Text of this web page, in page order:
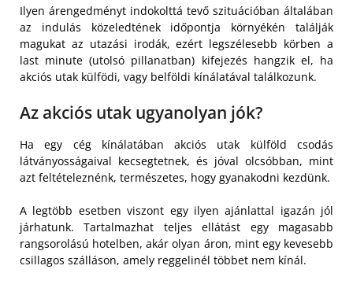
Ilyen árengedményt indokolttá tevő szituációban általában
az indulás közeledtének időpontja környékén találják
magukat az utazási irodák, ezért legszélesebb körben a
last minute (utolsó pillanatban) kifejezés hangzik el, ha
akciós utak külfödi, vagy belföldi kínálatával találkozunk.
Az akciós utak ugyanolyan jók?
Ha egy cég kínálatában akciós utak külföld csodás
látványosságaival kecsegtetnek, és jóval olcsóbban, mint
azt feltételeznénk, természetes, hogy gyanakodni kezdünk.
A legtöbb esetben viszont egy ilyen ajánlattal igazán jól
járhatunk. Tartalmazhat teljes ellátást egy magasabb
rangsorolású hotelben, akár olyan áron, mint egy kevesebb
csillagos szálláson, amely reggelinél többet nem kínál.